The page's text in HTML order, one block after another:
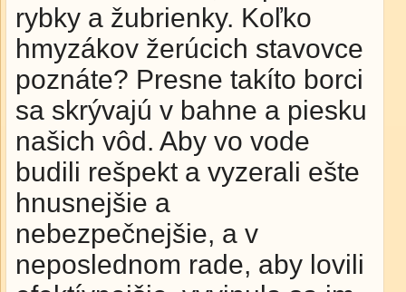
rybky a žubrienky. Koľko
hmyzákov žerúcich stavovce
poznáte? Presne takíto borci
sa skrývajú v bahne a piesku
našich vôd. Aby vo vode
budili rešpekt a vyzerali ešte
hnusnejšie a
nebezpečnejšie, a v
neposlednom rade, aby lovili